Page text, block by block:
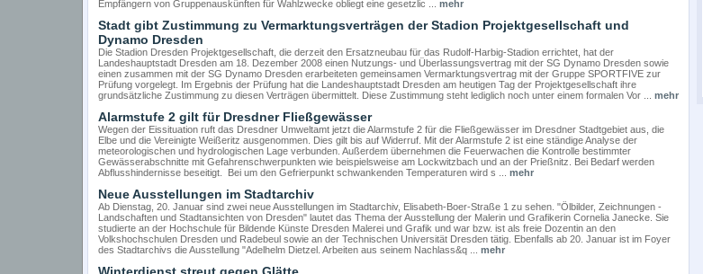
Empfängern von Gruppenauskünften für Wahlzwecke obliegt eine gesetzlic ... mehr
Stadt gibt Zustimmung zu Vermarktungsverträgen der Stadion Projektgesellschaft und
Dynamo Dresden
Die Stadion Dresden Projektgesellschaft, die derzeit den Ersatzneubau für das Rudolf-Harbig-Stadion errichtet, hat der
Landeshauptstadt Dresden am 18. Dezember 2008 einen Nutzungs- und Überlassungsvertrag mit der SG Dynamo Dresden sowie
einen zusammen mit der SG Dynamo Dresden erarbeiteten gemeinsamen Vermarktungsvertrag mit der Gruppe SPORTFIVE zur
Prüfung vorgelegt. Im Ergebnis der Prüfung hat die Landeshauptstadt Dresden am heutigen Tag der Projektgesellschaft ihre
grundsätzliche Zustimmung zu diesen Verträgen übermittelt. Diese Zustimmung steht lediglich noch unter einem formalen Vor ... mehr
Alarmstufe 2 gilt für Dresdner Fließgewässer
Wegen der Eissituation ruft das Dresdner Umweltamt jetzt die Alarmstufe 2 für die Fließgewässer im Dresdner Stadtgebiet aus, die
Elbe und die Vereinigte Weißeritz ausgenommen. Dies gilt bis auf Widerruf. Mit der Alarmstufe 2 ist eine ständige Analyse der
meteorologischen und hydrologischen Lage verbunden. Außerdem übernehmen die Feuerwachen die Kontrolle bestimmter
Gewässerabschnitte mit Gefahrenschwerpunkten wie beispielsweise am Lockwitzbach und an der Prießnitz. Bei Bedarf werden
Abflusshindernisse beseitigt. Bei um den Gefrierpunkt schwankenden Temperaturen wird s ... mehr
Neue Ausstellungen im Stadtarchiv
Ab Dienstag, 20. Januar sind zwei neue Ausstellungen im Stadtarchiv, Elisabeth-Boer-Straße 1 zu sehen. "Ölbilder, Zeichnungen -
Landschaften und Stadtansichten von Dresden" lautet das Thema der Ausstellung der Malerin und Grafikerin Cornelia Janecke. Sie
studierte an der Hochschule für Bildende Künste Dresden Malerei und Grafik und war bzw. ist als freie Dozentin an den
Volkshochschulen Dresden und Radebeul sowie an der Technischen Universität Dresden tätig. Ebenfalls ab 20. Januar ist im Foyer
des Stadtarchivs die Ausstellung "Adelhelm Dietzel. Arbeiten aus seinem Nachlass&q ... mehr